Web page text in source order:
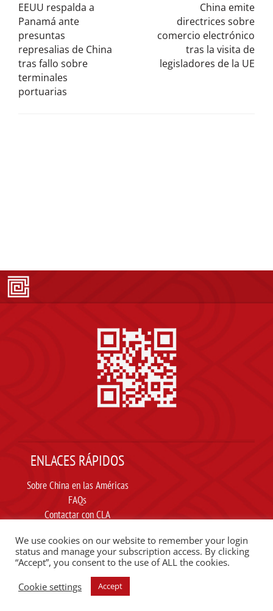
EEUU respalda a
Panamá ante
presuntas
represalias de China
tras fallo sobre
terminales
portuarias
China emite
directrices sobre
comercio electrónico
tras la visita de
legisladores de la UE
ENLACES RÁPIDOS
Sobre China en las Américas
FAQs
Contactar con CLA
Carta ética
SIGUE A CLA EN REDES SOCIALES
We use cookies on our website to remember your login
status and manage your subscription access. By clicking
“Accept”, you consent to the use of ALL the cookies.
Cookie settings
Accept